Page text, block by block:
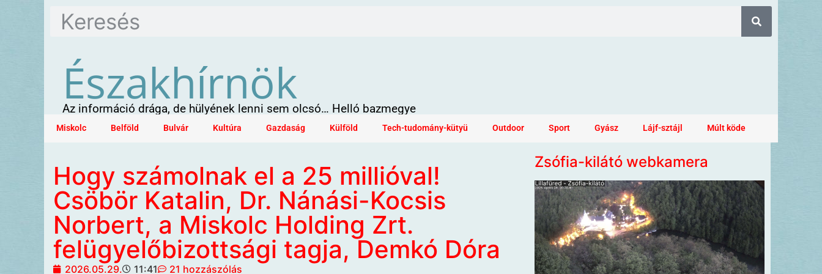
Északhírnök
Az információ drága, de hülyének lenni sem olcsó… Helló bazmegye
Miskolc Belföld Bulvár Kultúra Gazdaság Külföld Tech-tudomány-kütyü Outdoor Sport Gyász Lájf-sztájl Múlt köde
Hogy számolnak el a 25 millióval!
Csöbör Katalin, Dr. Nánási-Kocsis
Norbert, a Miskolc Holding Zrt.
felügyelőbizottsági tagja, Demkó Dóra
2026.05.29. 11:41 21 hozzászólás
Zsófia-kilátó webkamera